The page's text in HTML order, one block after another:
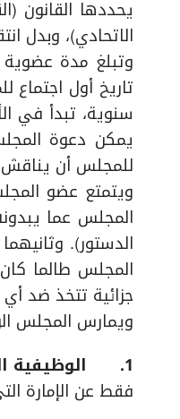
الاتحادي)، وبدل
وتبلغ مدة عضوية
سنوية، تبدأ في
يمكن دعوة
للمجلس أن يناقش أية
ويتمتع عضو
الدستور).
المجلس طالما
جزائية تتخذ ضد أي من
ويمارس المجلس
1.
الوظيفية
فقط عن الإمارة التي